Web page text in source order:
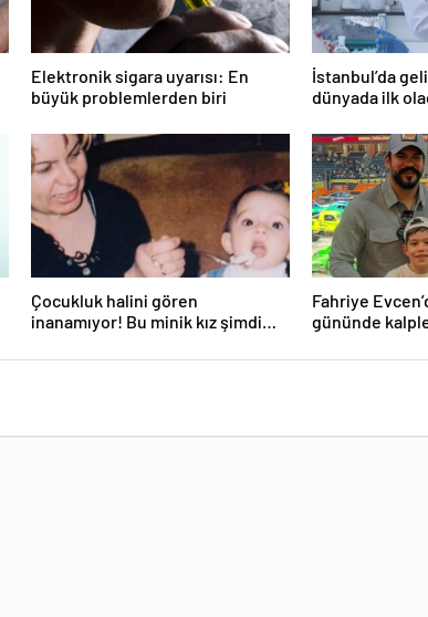
Elektronik sigara uyarısı: En
büyük problemlerden biri
İstanbul’da
dünyada ilk
Çocukluk halini gören
inanamıyor! Bu minik kız şimdi
oyuncularından…
Fahriye
gününde
doğrudur”